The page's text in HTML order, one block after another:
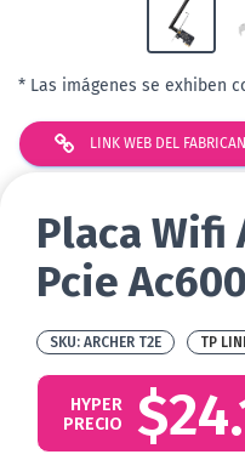
* Las imágenes se exhiben
LINK WEB DEL
Placa Wifi
Pcie
ARCHER T2E TP
HYPER
PRECIO